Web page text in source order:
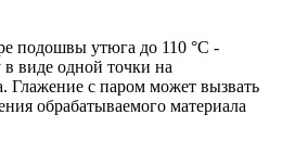
подошвы утюга до 110 °C -
в виде одной точки на
Глажение с паром может вызвать
обрабатываемого материала